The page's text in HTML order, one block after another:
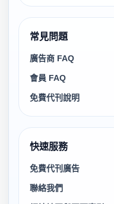
常見問題
廣告商 FAQ
會員 FAQ
免費代刊說明
快速服務
免費代刊廣告
聯絡我們